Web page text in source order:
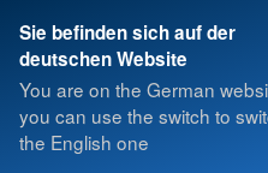
Sie befinden sich auf der
deutschen Website
You are on the German
you can use the switch to
the English one